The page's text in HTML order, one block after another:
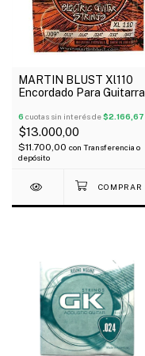
MARTIN BLUST Xl110
Encordado Para Guitarra
Light
6 cuotas sin interés de$2.166,67
$13.000,00
$11.700,00 con Transferencia o
depósito